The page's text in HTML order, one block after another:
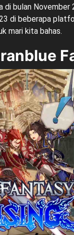
bulan November
di beberapa
mari kita bahas.